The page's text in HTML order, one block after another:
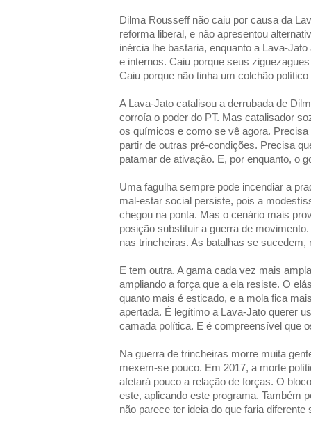
Dilma Rousseff não caiu por causa da
reforma liberal, e não apresentou
inércia lhe bastaria, enquanto a Lava-
e internos. Caiu porque seus
Caiu porque não tinha um colchão
A Lava-Jato catalisou a derrubada de
corroía o poder do PT. Mas catalisador
os químicos e como se vê agora.
partir de outras pré-condições. Precisa
patamar de ativação. E, por enquanto, o
Uma fagulha sempre pode incendiar a
mal-estar social persiste, pois a
chegou na ponta. Mas o cenário mais
posição substituir a guerra de
nas trincheiras. As batalhas se
E tem outra. A gama cada vez mais
ampliando a força que a ela resiste. O
quanto mais é esticado, e a mola fica
apertada. É legítimo a Lava-Jato querer
camada política. E é compreensível que
Na guerra de trincheiras morre muita
mexem-se pouco. Em 2017, a morte
afetará pouco a relação de forças. O
este, aplicando este programa. Também
não parece ter ideia do que faria